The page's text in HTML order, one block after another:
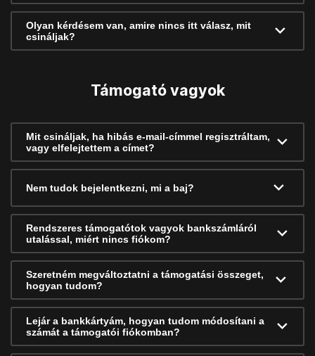
Olyan kérdésem van, amire nincs itt válasz, mit
csináljak?
Támogató vagyok
Mit csináljak, ha hibás e-mail-címmel regisztráltam,
vagy elfelejtettem a címet?
Nem tudok bejelentkezni, mi a baj?
Rendszeres támogatótok vagyok bankszámláról
utalással, miért nincs fiókom?
Szeretném megváltoztatni a támogatási összeget,
hogyan tudom?
Lejár a bankkártyám, hogyan tudom módosítani a
számát a támogatói fiókomban?